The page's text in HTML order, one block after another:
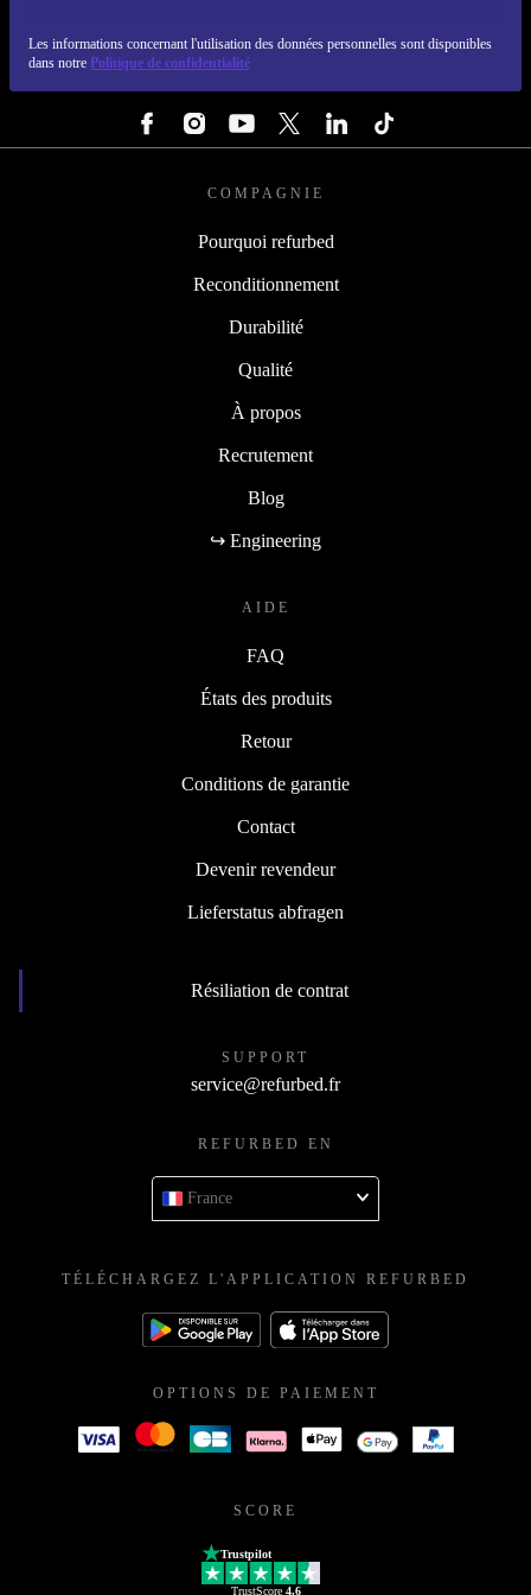
Les informations concernant l'utilisation des données personnelles sont disponibles
dans notre Politique de confidentialité
COMPAGNIE
Pourquoi refurbed
Reconditionnement
Durabilité
Qualité
À propos
Recrutement
Blog
↪ Engineering
AIDE
FAQ
États des produits
Retour
Conditions de garantie
Contact
Devenir revendeur
Lieferstatus abfragen
Résiliation de contrat
SUPPORT
service@refurbed.fr
REFURBED EN
France
TÉLÉCHARGEZ L'APPLICATION REFURBED
OPTIONS DE PAIEMENT
SCORE
Trustpilot
TrustScore 4.6